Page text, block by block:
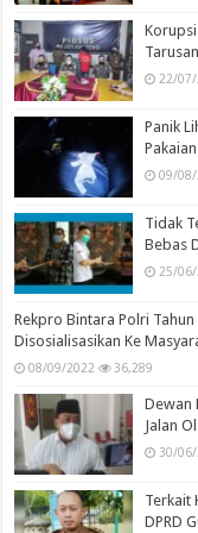
22/07/
Panik
09/08/
Tidak
Bebas
25/06/
Rekpro Bintara Polri
Disosialisasikan Ke
08/09/2022 36,289
Dewan
Jalan
30/06/
Terkait
DPRD